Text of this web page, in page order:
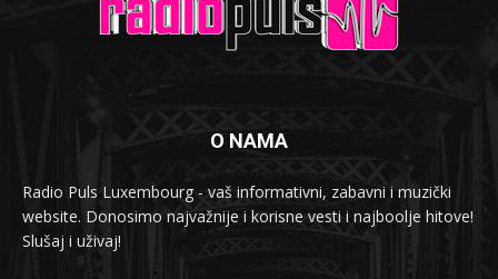
O NAMA
Radio Puls Luxembourg - vaš informativni, zabavni i muzički
website. Donosimo najvažnije i korisne vesti i najboolje hitove!
Slušaj i uživaj!